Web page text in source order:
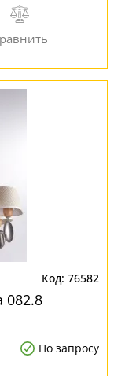
76582
082.8
По запросу